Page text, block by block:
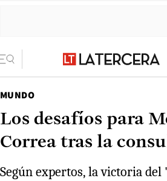
MUNDO
Los desafíos para
Correa tras la
Según expertos, la victoria